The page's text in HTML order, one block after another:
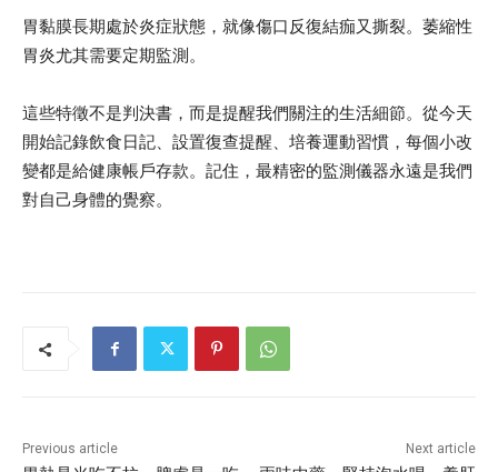
胃黏膜長期處於炎症狀態，就像傷口反復結痂又撕裂。萎縮性
胃炎尤其需要定期監測。
這些特徵不是判決書，而是提醒我們關注的生活細節。從今天
開始記錄飲食日記、設置復查提醒、培養運動習慣，每個小改
變都是給健康帳戶存款。記住，最精密的監測儀器永遠是我們
對自己身體的覺察。
Previous article Next article